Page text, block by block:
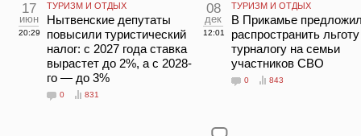
17
июн
20:29
ТУРИЗМ И ОТДЫХ
Нытвенские депутаты
повысили туристический
налог: с 2027 года ставка
вырастет до 2%, а с 2028-
го — до 3%
0 831
08
дек
12:01
ТУРИЗМ И ОТДЫХ
В Прикамье
распространить
турналогу на семьи
участников СВО
0 843